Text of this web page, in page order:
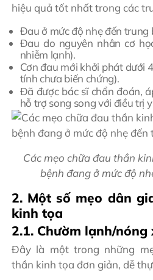
hiệu quả tốt nhất trong các
Đau ở mức độ nhẹ đến trung
Đau do nguyên nhân cơ
nhiễm lạnh).
Cơn đau mới khởi phát dưới
tính chưa biến chứng).
Đã được bác sĩ chẩn đoán,
hỗ trợ song song với điều trị
Các mẹo chữa đau thần
bệnh đang ở mức độ
2. Một số mẹo dân
kinh tọa
2.1. Chườm lạnh/nóng
Đây là một trong những
thần kinh tọa đơn giản, dễ